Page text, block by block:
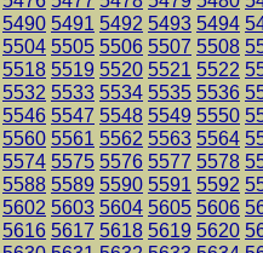
5490 5491 5492 5493 5494
5504 5505 5506 5507 5508
5518 5519 5520 5521 5522
5532 5533 5534 5535 5536
5546 5547 5548 5549 5550
5560 5561 5562 5563 5564
5574 5575 5576 5577 5578
5588 5589 5590 5591 5592
5602 5603 5604 5605 5606
5616 5617 5618 5619 5620